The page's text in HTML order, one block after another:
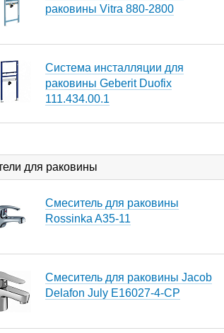
раковины Vitra 880-2800
Система инсталляции для
раковины Geberit Duofix
111.434.00.1
для раковины
Смеситель для раковины
Rossinka A35-11
Смеситель для раковины Jacob
Delafon July E16027-4-CP